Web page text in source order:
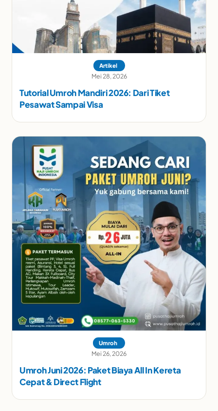
Artikel
Mei 28, 2026
Tutorial Umroh Mandiri 2026: Dari Tiket
Pesawat Sampai Visa
Umroh
Mei 26, 2026
Umroh Juni 2026: Paket Biaya All In Kereta
Cepat & Direct Flight